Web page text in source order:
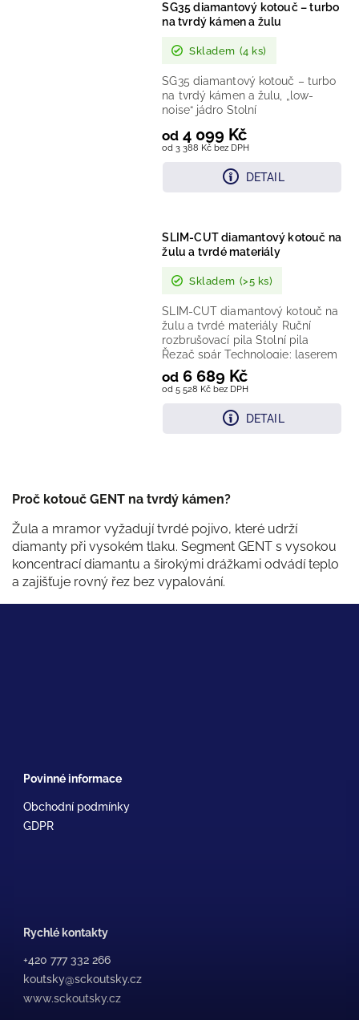
SG35 diamantový kotouč – turbo
na tvrdý kámen a žulu
Skladem (4 ks)
od 3 388 Kč bez DPH
od 4 099 Kč
DETAIL
SG35 diamantový kotouč – turbo
na tvrdý kámen a žulu, „low-
noise“ jádro Stolní
SLIM-CUT diamantový kotouč na
žulu a tvrdé materiály
Skladem (>5 ks)
od 5 528 Kč bez DPH
od 6 689 Kč
DETAIL
SLIM-CUT diamantový kotouč na
žulu a tvrdé materiály Ruční
rozbrušovací pila Stolní pila
Řezač spár Technologie: laserem
vařený diamantový...
Proč kotouč GENT na tvrdý kámen?
Žula a mramor vyžadují tvrdé pojivo, které udrží
diamanty při vysokém tlaku. Segment GENT s vysokou
koncentrací diamantu a širokými drážkami odvádí teplo
a zajišťuje rovný řez bez vypalování.
Povinné informace
Obchodní podmínky
GDPR
Rychlé kontakty
+420 777 332 266
koutsky@sckoutsky.cz
www.sckoutsky.cz